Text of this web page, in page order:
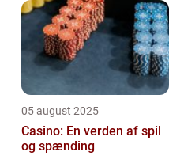
05 august 2025
Casino: En verden af spil
og spænding